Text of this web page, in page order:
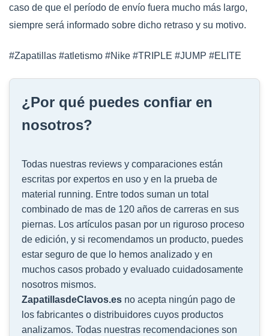
caso de que el período de envío fuera mucho más largo,
siempre será informado sobre dicho retraso y su motivo.
#Zapatillas #atletismo #Nike #TRIPLE #JUMP #ELITE
¿Por qué puedes confiar en
nosotros?
Todas nuestras reviews y comparaciones están
escritas por expertos en uso y en la prueba de
material running. Entre todos suman un total
combinado de mas de 120 años de carreras en sus
piernas. Los artículos pasan por un riguroso proceso
de edición, y si recomendamos un producto, puedes
estar seguro de que lo hemos analizado y en
muchos casos probado y evaluado cuidadosamente
nosotros mismos.
ZapatillasdeClavos.es no acepta ningún pago de
los fabricantes o distribuidores cuyos productos
analizamos. Todas nuestras recomendaciones son